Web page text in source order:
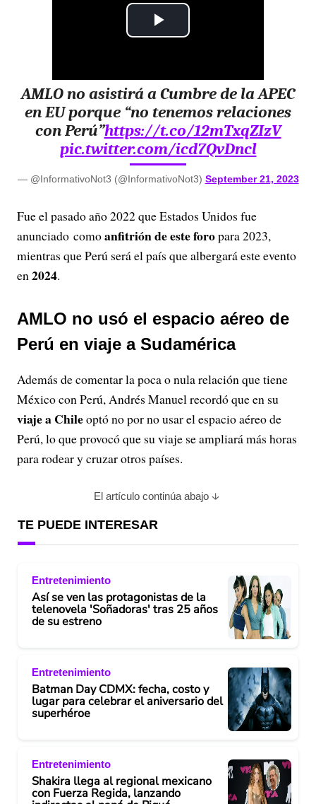
P
a
y
V
d
e
AMLO no asistirá a Cumbre de la APEC
en EU porque “no tenemos relaciones
con Perú”https://t.co/12mTxqZIzV
pic.twitter.com/icd7QvDncl
— @InformativoNot3 (@InformativoNot3) September 21, 2023
Fue el pasado año 2022 que Estados Unidos fue
anunciado comoanfitrión de este foropara 2023,
mientras que Perú será el país que albergará este evento
en2024.
AMLO no usó el espacio aéreo de
Perú en viaje a Sudamérica
Además de comentar la poca o nula relación que tiene
México con Perú, Andrés Manuel recordó que en su
viaje a Chileoptó no por no usar el espacio aéreo de
Perú, lo que provocó que su viaje se ampliará más horas
para rodear y cruzar otros países.
El artículo continúa abajo
TE PUEDE INTERESAR
Entretenimiento
Así se ven las protagonistas de la
telenovela 'Soñadoras' tras 25 años
de su estreno
Entretenimiento
Batman Day CDMX: fecha, costo y
lugar para celebrar el aniversario del
superhéroe
Entretenimiento
Shakira llega al regional mexicano
con Fuerza Regida, lanzando